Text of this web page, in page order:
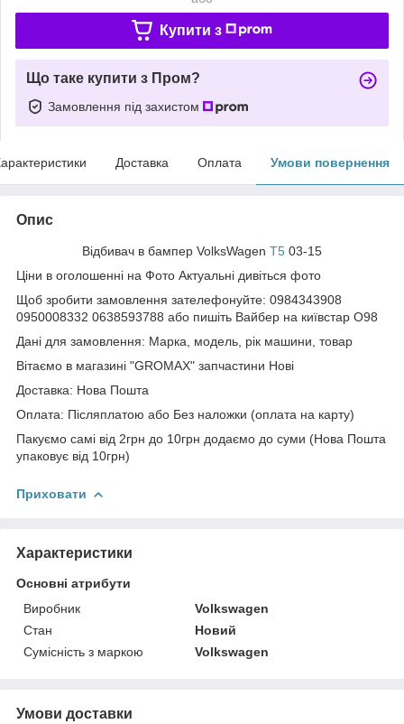
Купити з
Що таке купити з Пром?
Замовлення під захистом
Доставка Оплата Умови повернення
Опис
Відбивач в бампер VolksWagen Т5 03-15
Ціни в оголошенні на Фото Актуальні дивіться фото
Щоб зробити замовлення зателефонуйте: 0984343908
0950008332 0638593788 або пишіть Вайбер на київстар О98
Дані для замовлення: Марка, модель, рік машини, товар
Вітаємо в магазині "GROMAX" запчастини Нові
Доставка: Нова Пошта
Оплата: Післяплатою або Без наложки (оплата на карту)
Пакуємо самі від 2грн до 10грн додаємо до суми (Нова Пошта
упаковує від 10грн)
Приховати
Характеристики
Основні атрибути
Виробник
Volkswagen
Стан
Новий
Сумісність з маркою
Volkswagen
Умови доставки